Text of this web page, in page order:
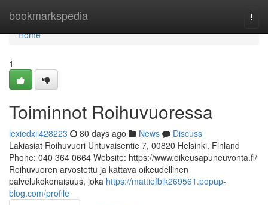
bookmarkspedia
Home
Home
1
Toiminnot Roihuvuoressa
lexiedxii428223 80 days ago News
Discuss
Lakiasiat Roihuvuori Untuvaisentie 7, 00820 Helsinki, Finland
Phone: 040 364 0664 Website: https://www.oikeusapuneuvonta.fi/
Roihuvuoren arvostettu ja kattava oikeudellinen
palvelukokonaisuus, joka https://mattiefbik269561.popup-
blog.com/profile